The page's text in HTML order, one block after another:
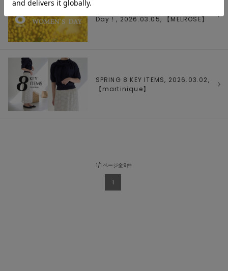
Day！, 2026.03.05, 【MELROSE】
SPRING 8 KEY ITEMS, 2026.03.02,
【 martinique】
1/1 ページ全9件
1